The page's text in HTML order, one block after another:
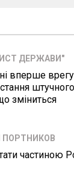
ДЕРЖАВИ"
вперше
зміниться
ПОРТНИКОВ
частиною